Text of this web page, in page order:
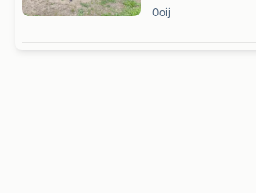
Ooij